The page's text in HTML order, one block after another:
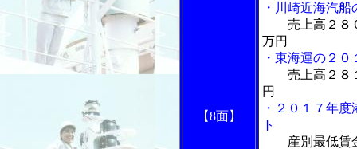
【8面】
・川崎近海汽
売上高２８
万円
・東海運の２
売上高２８
円
・２０１７年
ト
産別最低賃